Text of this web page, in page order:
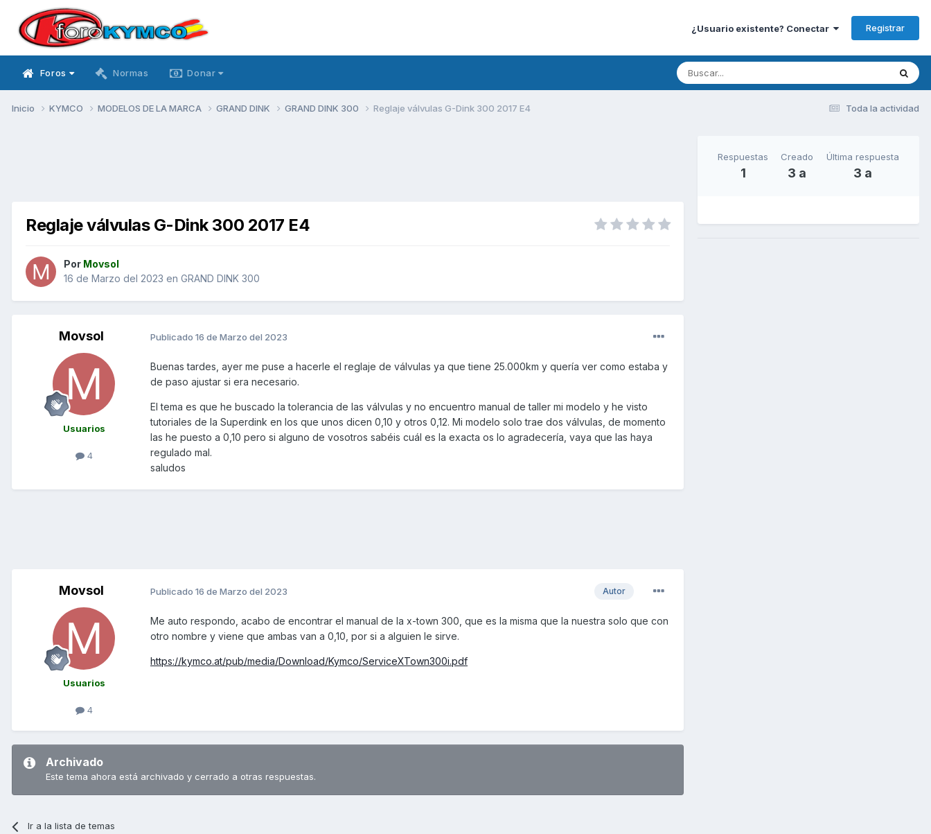
¿Usuario existente? Conectar Registrar
Foros Normas Donar
Toda la actividad
Inicio KYMCO MODELOS DE LA MARCA GRAND DINK GRAND DINK 300 Reglaje válvulas G-Dink 300 2017 E4
Reglaje válvulas G-Dink 300 2017 E4
Por Movsol
16 de Marzo del 2023 en GRAND DINK 300
Movsol
Usuarios
4
Publicado 16 de Marzo del 2023
Buenas tardes, ayer me puse a hacerle el reglaje de válvulas ya que tiene 25.000km y quería ver como estaba y
de paso ajustar si era necesario.
El tema es que he buscado la tolerancia de las válvulas y no encuentro manual de taller mi modelo y he visto
tutoriales de la Superdink en los que unos dicen 0,10 y otros 0,12. Mi modelo solo trae dos válvulas, de momento
las he puesto a 0,10 pero si alguno de vosotros sabéis cuál es la exacta os lo agradecería, vaya que las haya
regulado mal.
saludos
Movsol
Usuarios
4
Autor
Publicado 16 de Marzo del 2023
Me auto respondo, acabo de encontrar el manual de la x-town 300, que es la misma que la nuestra solo que con
otro nombre y viene que ambas van a 0,10, por si a alguien le sirve.
https://kymco.at/pub/media/Download/Kymco/ServiceXTown300i.pdf
Archivado
Este tema ahora está archivado y cerrado a otras respuestas.
Ir a la lista de temas
Respuestas
1
Creado
3 a
Última respuesta
3 a